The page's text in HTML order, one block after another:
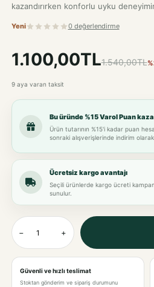
kazandırırken konforlu uyku
Yeni 0 değerlendirme
1.100,00TL1.540,00TL
9 aya varan taksit
Bu üründe %15 Varol Puan
Ürün tutarının %15'i kadar puan
sonraki alışverişlerinde indirim olarak
Ücretsiz kargo avantajı
Seçili ürünlerde kargo ücreti
sunulur.
− +
Güvenli ve hızlı teslimat
Stoktan gönderim ve sipariş durumunu